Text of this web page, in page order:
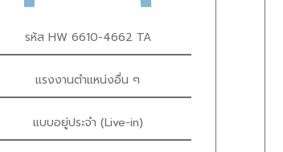
รหัส HW 6610-4662 TA
แรงงานตำแหน่งอื่น ๆ
แบบอยู่ประจำ (Live-in)